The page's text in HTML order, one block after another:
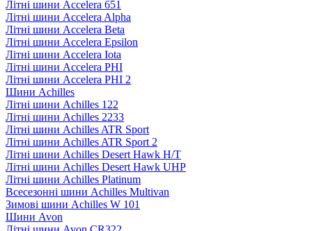
Літні шини Accelera 651
Літні шини Accelera Alpha
Літні шини Accelera Beta
Літні шини Accelera Epsilon
Літні шини Accelera Iota
Літні шини Accelera PHI
Літні шини Accelera PHI 2
Шини Achilles
Літні шини Achilles 122
Літні шини Achilles 2233
Літні шини Achilles ATR Sport
Літні шини Achilles ATR Sport 2
Літні шини Achilles Desert Hawk H/T
Літні шини Achilles Desert Hawk UHP
Літні шини Achilles Platinum
Всесезонні шини Achilles Multivan
Зимові шини Achilles W 101
Шини Avon